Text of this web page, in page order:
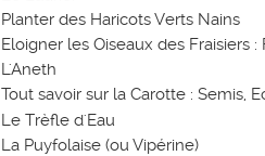
Planter des Haricots Verts Nains
Eloigner les Oiseaux des Fraisiers :
L'Aneth
Tout savoir sur la Carotte : Semis,
Le Trèfle d'Eau
La Puyfolaise (ou Vipérine)